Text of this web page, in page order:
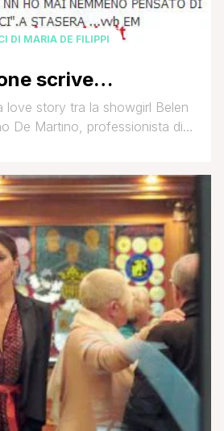
DI MARIA DE FILIPPI
scrive…
love story tra la showgirl Belen
De Martino, professionista di
delle voci sulla presunta
del serale da parte di Emma
avrebbe sopportato di stare in